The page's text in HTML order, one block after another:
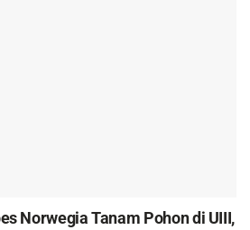
Norwegia Tanam Pohon di UIII,